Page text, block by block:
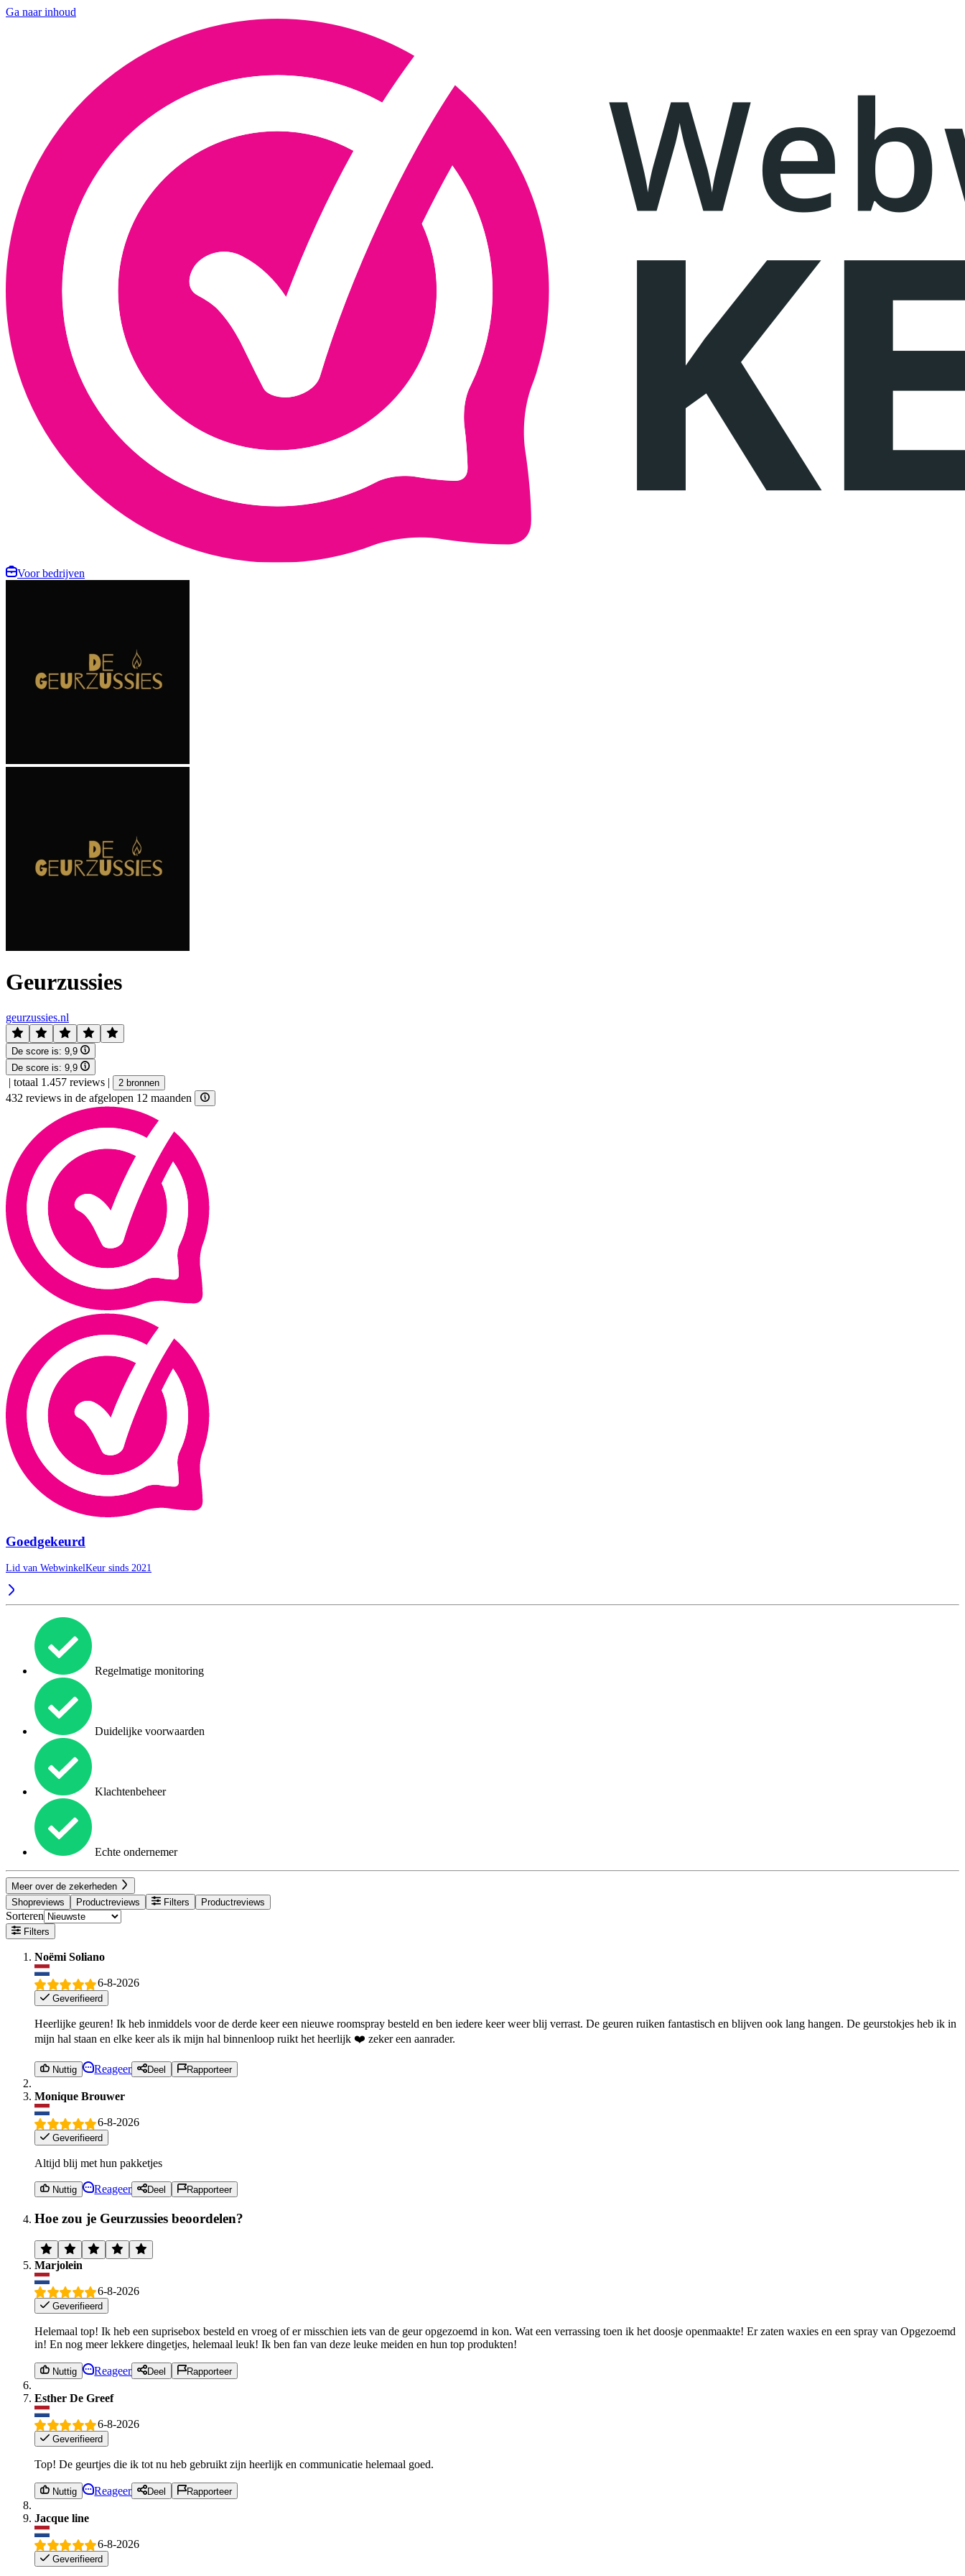
Ga naar inhoud
Voor bedrijven
Geurzussies
geurzussies.nl
De score is: 9,9
De score is: 9,9
| totaal 1.457 reviews | 2 bronnen
432 reviews in de afgelopen 12 maanden
Goedgekeurd
Lid van WebwinkelKeur sinds 2021
Regelmatige monitoring
Duidelijke voorwaarden
Klachtenbeheer
Echte ondernemer
Meer over de zekerheden
Shopreviews
Productreviews Filters Productreviews
Sorteren
Filters
Noëmi Soliano
6-8-2026
Geverifieerd
Heerlijke geuren! Ik heb inmiddels voor de derde keer een nieuwe roomspray besteld en ben iedere keer weer blij verrast. De geuren ruiken fantastisch en blijven ook lang hangen. De geurstokjes heb ik in
mijn hal staan en elke keer als ik mijn hal binnenloop ruikt het heerlijk ❤️ zeker een aanrader.
Nuttig Reageer Deel Rapporteer
Monique Brouwer
6-8-2026
Geverifieerd
Altijd blij met hun pakketjes
Nuttig Reageer Deel Rapporteer
Hoe zou je Geurzussies beoordelen?
Marjolein
6-8-2026
Geverifieerd
Helemaal top! Ik heb een suprisebox besteld en vroeg of er misschien iets van de geur opgezoemd in kon. Wat een verrassing toen ik het doosje openmaakte! Er zaten waxies en een spray van Opgezoemd
in! En nog meer lekkere dingetjes, helemaal leuk! Ik ben fan van deze leuke meiden en hun top produkten!
Nuttig Reageer Deel Rapporteer
Esther De Greef
6-8-2026
Geverifieerd
Top! De geurtjes die ik tot nu heb gebruikt zijn heerlijk en communicatie helemaal goed.
Nuttig Reageer Deel Rapporteer
Jacque line
6-8-2026
Geverifieerd